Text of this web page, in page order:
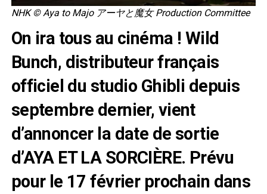
NHK © Aya to Majo アーヤと魔女 Production Committee
On ira tous au cinéma ! Wild
Bunch, distributeur français
officiel du studio Ghibli depuis
septembre dernier, vient
d’annoncer la date de sortie
d’AYA ET LA SORCIÈRE. Prévu
pour le 17 février prochain dans